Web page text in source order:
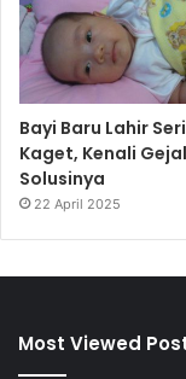
Bayi Baru Lahir
Kaget, Kenali
Solusinya
22 April 2025
Most Viewed